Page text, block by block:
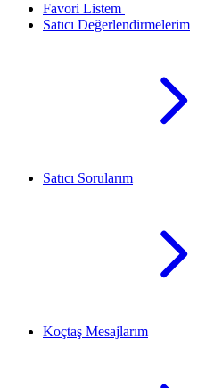
Favori Listem
Satıcı Değerlendirmelerim
Satıcı Sorularım
Koçtaş Mesajlarım